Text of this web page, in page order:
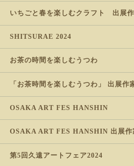
いちごと春を楽しむクラフト 出展
SHITSURAE 2024
お茶の時間を楽しむうつわ
「お茶時間を楽しむうつわ」 出展作
OSAKA ART FES HANSHIN
OSAKA ART FES HANSHIN 出展作
第5回久遠アートフェア2024